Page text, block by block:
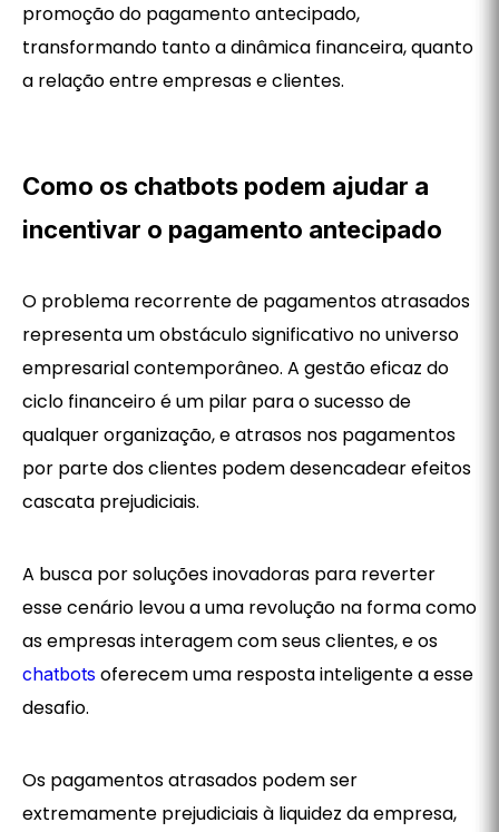
promoção do pagamento antecipado,
transformando tanto a dinâmica financeira, quanto
a relação entre empresas e clientes.
Como os chatbots podem ajudar a
incentivar o pagamento antecipado
O problema recorrente de pagamentos atrasados
representa um obstáculo significativo no universo
empresarial contemporâneo. A gestão eficaz do
ciclo financeiro é um pilar para o sucesso de
qualquer organização, e atrasos nos pagamentos
por parte dos clientes podem desencadear efeitos
cascata prejudiciais.
A busca por soluções inovadoras para reverter
esse cenário levou a uma revolução na forma como
as empresas interagem com seus clientes, e os
chatbots oferecem uma resposta inteligente a esse
desafio.
Os pagamentos atrasados podem ser
extremamente prejudiciais à liquidez da empresa,